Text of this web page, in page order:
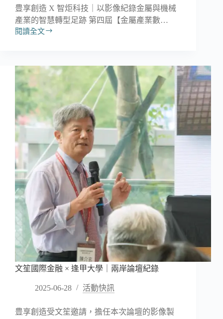
豊享創造 X 智炬科技｜以影像紀錄金屬與機械
產業的智慧轉型足跡 第四屆【金屬產業數…
閱讀全文
【產
級
×
智
低
碳
×
性
創
新】
成
果
發
表
文笙國際金融 × 逢甲大學｜兩岸論壇紀錄
2025-06-28 活動快訊
豊享創造受文笙邀請，擔任本次論壇的影像製